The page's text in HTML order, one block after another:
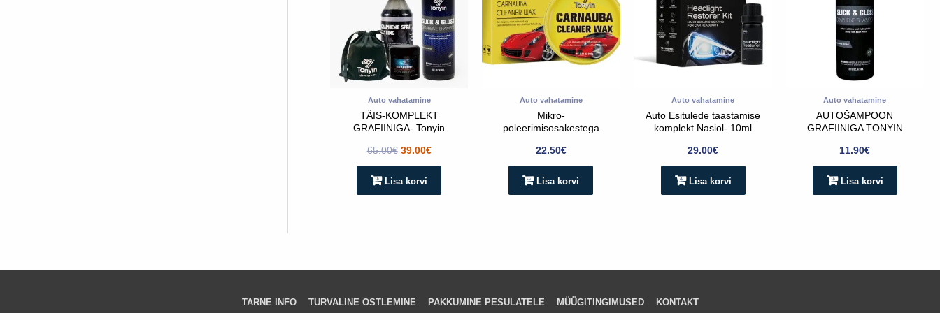
Auto vahatamine
TÄIS-KOMPLEKT
GRAFIINIGA- Tonyin
65.00€ 39.00€
Lisa korvi
Auto vahatamine
Mikro-
poleerimisosakestega
CARNAUBA CLEANER
230g
22.50€
Lisa korvi
Auto vahatamine
Auto Esitulede taastamise
komplekt Nasiol- 10ml
29.00€
Lisa korvi
Auto vahatamine
AUTOŠAMPOON
GRAFIINIGA TONYIN
11.90€
Lisa korvi
TARNE INFO TURVALINE OSTLEMINE PAKKUMINE PESULATELE MÜÜGITINGIMUSED KONTAKT